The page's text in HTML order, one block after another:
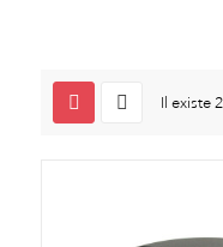
Il existe